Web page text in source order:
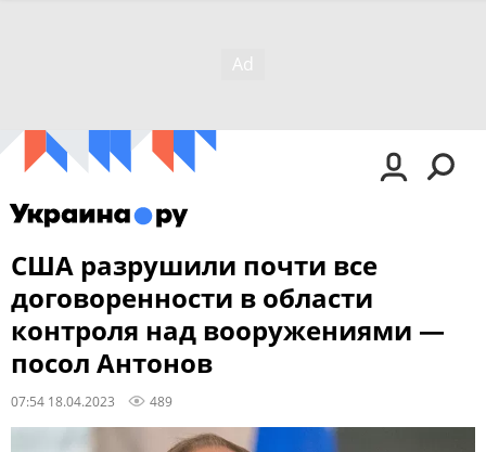
США разрушили почти все
договоренности в области
контроля над вооружениями —
посол Антонов
07:54 18.04.2023 489